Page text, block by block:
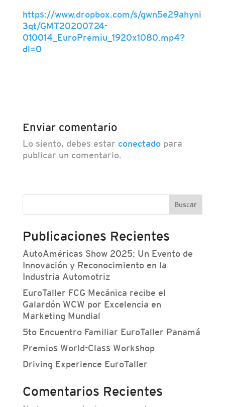
https://www.dropbox.com/s/gwn5e29ahyni
3qt/GMT20200724-
010014_EuroPremiu_1920x1080.mp4?
dl=0
Enviar comentario
Lo siento, debes estar conectadopara
publicar un comentario.
Buscar
Publicaciones Recientes
AutoAméricas Show 2025: Un Evento de
Innovación y Reconocimiento en la
Industria Automotriz
EuroTaller FCG Mecánica recibe el
Galardón WCW por Excelencia en
Marketing Mundial
5to Encuentro Familiar EuroTaller Panamá
Premios World-Class Workshop
Driving Experience EuroTaller
Comentarios Recientes